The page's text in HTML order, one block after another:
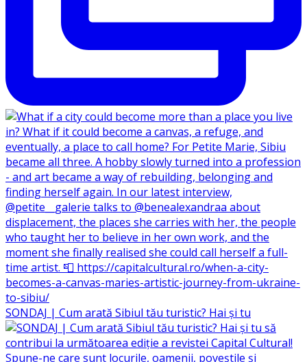
SONDAJ | Cum arată Sibiul tău turistic? Hai și tu